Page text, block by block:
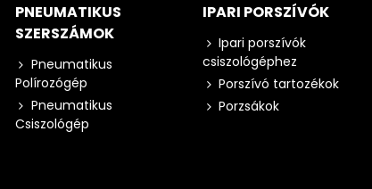
PNEUMATIKUS
SZERSZÁMOK
Pneumatikus
Polírozógép
Pneumatikus
Csiszológép
IPARI PORSZÍVÓK
Ipari porszívók
csiszológéphez
Porszívó tartozékok
Porzsákok